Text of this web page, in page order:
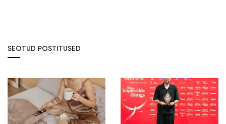
SEOTUD POSTITUSED